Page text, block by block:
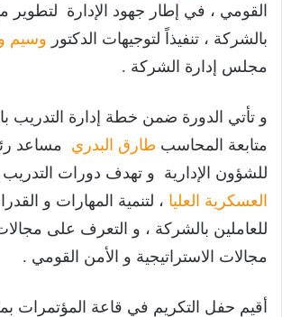
القومي ، في إطار جهود الإدارة لتطوير
بالشركة ، تنفيذاً لتوجيهات الدكتور وسيم
مجلس إدارة الشركة .
و تأتي الدورة ضمن خطة إدارة التدريب
متابعة المحاسب طارق البدري مساعد
للشؤون الإدارية و تهدف دورات التدريب
العسكرية العليا ، لتنمية المهارات و
للعاملين بالشركة ، و التعرف على
مجالات الاستراتيجية و الأمن القومي .
أقيم حفل التكريم في قاعة المؤتمرات